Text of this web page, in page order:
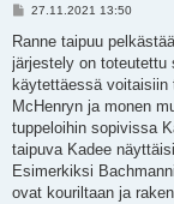
V
e
t
i
27.11.2021 13:50
Ranne taipuu
järjestely on
käytettäessä
McHenryn ja monen
tuppeloihin sopivissa
taipuva Kadee
Esimerkiksi
ovat kouriltaan ja